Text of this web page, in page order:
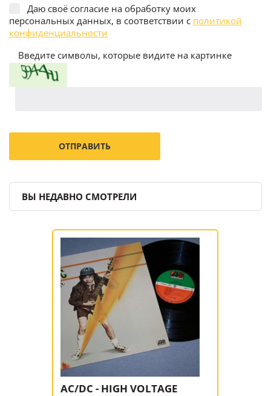
Даю своё согласие на обработку моих
персональных данных, в соответствии с политикой
конфиденциальности
Введите символы, которые видите на картинке
ВЫ НЕДАВНО СМОТРЕЛИ
AC/DC - HIGH VOLTAGE